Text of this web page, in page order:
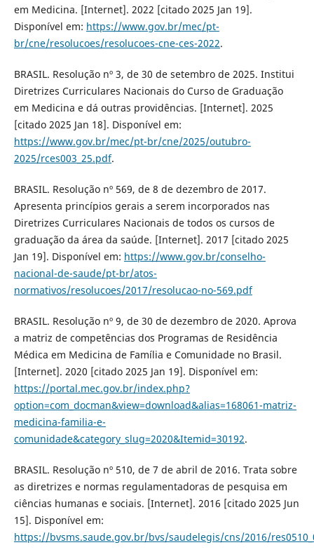
em Medicina. [Internet]. 2022 [citado 2025 Jan 19].
Disponível em: https://www.gov.br/mec/pt-
br/cne/resolucoes/resolucoes-cne-ces-2022.
BRASIL. Resolução nº 3, de 30 de setembro de 2025. Institui
Diretrizes Curriculares Nacionais do Curso de Graduação
em Medicina e dá outras providências. [Internet]. 2025
[citado 2025 Jan 18]. Disponível em:
https://www.gov.br/mec/pt-br/cne/2025/outubro-
2025/rces003_25.pdf.
BRASIL. Resolução nº 569, de 8 de dezembro de 2017.
Apresenta princípios gerais a serem incorporados nas
Diretrizes Curriculares Nacionais de todos os cursos de
graduação da área da saúde. [Internet]. 2017 [citado 2025
Jan 19]. Disponível em: https://www.gov.br/conselho-
nacional-de-saude/pt-br/atos-
normativos/resolucoes/2017/resolucao-no-569.pdf
BRASIL. Resolução nº 9, de 30 de dezembro de 2020. Aprova
a matriz de competências dos Programas de Residência
Médica em Medicina de Família e Comunidade no Brasil.
[Internet]. 2020 [citado 2025 Jan 19]. Disponível em:
https://portal.mec.gov.br/index.php?
option=com_docman&view=download&alias=168061-matriz-
medicina-familia-e-
comunidade&category_slug=2020&Itemid=30192.
BRASIL. Resolução nº 510, de 7 de abril de 2016. Trata sobre
as diretrizes e normas regulamentadoras de pesquisa em
ciências humanas e sociais. [Internet]. 2016 [citado 2025 Jun
15]. Disponível em:
https://bvsms.saude.gov.br/bvs/saudelegis/cns/2016/